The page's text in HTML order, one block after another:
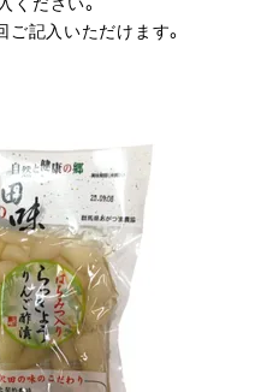
記入いただけます。